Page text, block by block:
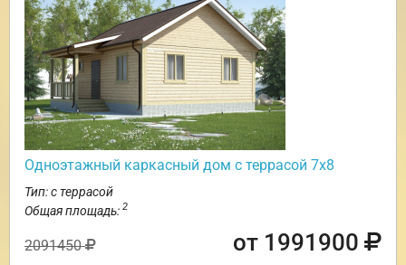
Одноэтажный каркасный дом с террасой 7х8
Тип: с террасой
Общая площадь: 2
2091450 от 1991900